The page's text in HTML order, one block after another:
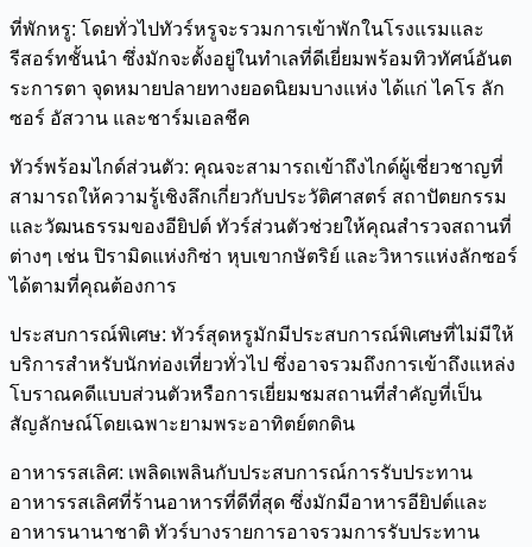
ที่พักหรู: โดยทั่วไปทัวร์หรูจะรวมการเข้าพักในโรงแรมและ
รีสอร์ทชั้นนำ ซึ่งมักจะตั้งอยู่ในทำเลที่ดีเยี่ยมพร้อมทิวทัศน์อันต
ระการตา จุดหมายปลายทางยอดนิยมบางแห่ง ได้แก่ ไคโร ลัก
ซอร์ อัสวาน และชาร์มเอลชีค
ทัวร์พร้อมไกด์ส่วนตัว: คุณจะสามารถเข้าถึงไกด์ผู้เชี่ยวชาญที่
สามารถให้ความรู้เชิงลึกเกี่ยวกับประวัติศาสตร์ สถาปัตยกรรม
และวัฒนธรรมของอียิปต์ ทัวร์ส่วนตัวช่วยให้คุณสำรวจสถานที่
ต่างๆ เช่น ปิรามิดแห่งกิซ่า หุบเขากษัตริย์ และวิหารแห่งลักซอร์
ได้ตามที่คุณต้องการ
ประสบการณ์พิเศษ: ทัวร์สุดหรูมักมีประสบการณ์พิเศษที่ไม่มีให้
บริการสำหรับนักท่องเที่ยวทั่วไป ซึ่งอาจรวมถึงการเข้าถึงแหล่ง
โบราณคดีแบบส่วนตัวหรือการเยี่ยมชมสถานที่สำคัญที่เป็น
สัญลักษณ์โดยเฉพาะยามพระอาทิตย์ตกดิน
อาหารรสเลิศ: เพลิดเพลินกับประสบการณ์การรับประทาน
อาหารรสเลิศที่ร้านอาหารที่ดีที่สุด ซึ่งมักมีอาหารอียิปต์และ
อาหารนานาชาติ ทัวร์บางรายการอาจรวมการรับประทาน